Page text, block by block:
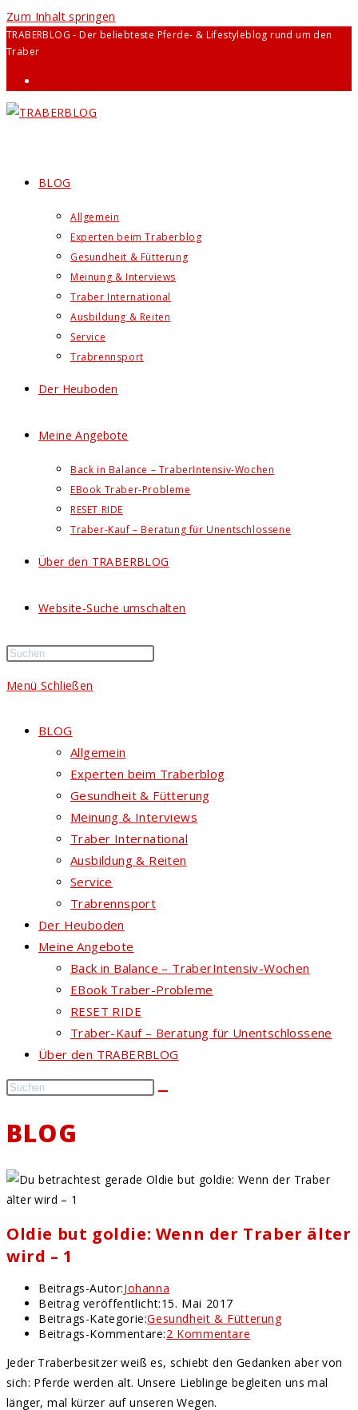
Zum Inhalt springen
TRABERBLOG - Der beliebteste Pferde- & Lifestyleblog rund um den
Traber
BLOG
Allgemein
Experten beim Traberblog
Gesundheit & Fütterung
Meinung & Interviews
Traber International
Ausbildung & Reiten
Service
Trabrennsport
Der Heuboden
Meine Angebote
Back in Balance – TraberIntensiv-Wochen
EBook Traber-Probleme
RESET RIDE
Traber-Kauf – Beratung für Unentschlossene
Über den TRABERBLOG
Website-Suche umschalten
Menü Schließen
BLOG
Allgemein
Experten beim Traberblog
Gesundheit & Fütterung
Meinung & Interviews
Traber International
Ausbildung & Reiten
Service
Trabrennsport
Der Heuboden
Meine Angebote
Back in Balance – TraberIntensiv-Wochen
EBook Traber-Probleme
RESET RIDE
Traber-Kauf – Beratung für Unentschlossene
Über den TRABERBLOG
BLOG
Oldie but goldie: Wenn der Traber älter
wird – 1
Beitrags-Autor:Johanna
Beitrag veröffentlicht:15. Mai 2017
Beitrags-Kategorie:Gesundheit & Fütterung
Beitrags-Kommentare:2 Kommentare
Jeder Traberbesitzer weiß es, schiebt den Gedanken aber von
sich: Pferde werden alt. Unsere Lieblinge begleiten uns mal
länger, mal kürzer auf unseren Wegen.